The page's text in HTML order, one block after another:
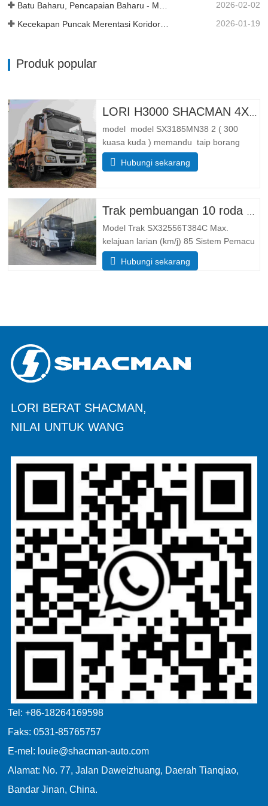
2026-02-02
Kecekapan Puncak Merentasi Koridor Kereta Api Trans Guinea 2026-01-19
Produk popular
LORI H3000 SHACMAN 4X4 TIPPER UNTUK DIJUAL
model model SX3185MN38 2 ( 300
kuasa kuda ) memandu taip borang
memandu 4*4 Berat badan parameter
berat lengkap membendung jisim (kg)
Dimensi Parameter saiz Keseluruhannya
Hubungi sekarang
Trak pembuangan 10 roda Shacman X3000
Model Trak SX32556T384C Max.
kelajuan larian (km/j) 85 Sistem Pemacu
6× 4 Dimensi (L*W*H)(mm) Keseluruhan
8385*2490*3450 Buang badan
Hubungi sekarang
LORI BERAT SHACMAN,
NILAI UNTUK WANG
Tel: +86-18264169598
Faks: 0531-85765757
E-mel: louie@shacman-auto.com
Alamat: No. 77, Jalan Daweizhuang, Daerah Tianqiao,
Bandar Jinan, China.